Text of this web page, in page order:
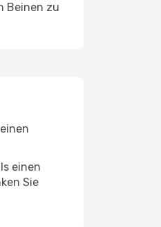
Beinen zu
einen
Sie